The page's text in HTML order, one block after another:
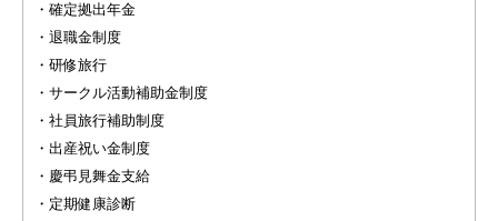
・確定拠出年金
・退職金制度
・研修旅行
・サークル活動補助金制度
・社員旅行補助制度
・出産祝い金制度
・慶弔見舞金支給
・定期健康診断